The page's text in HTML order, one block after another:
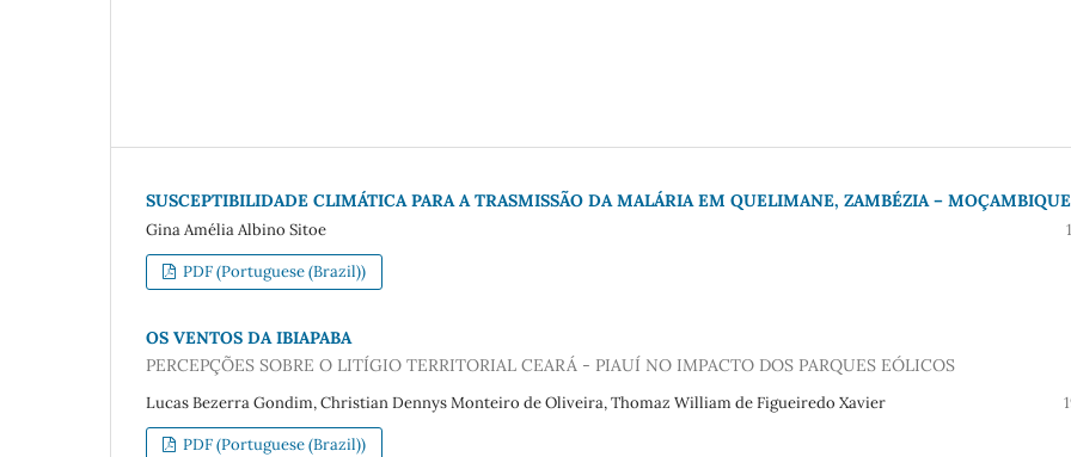
SUSCEPTIBILIDADE CLIMÁTICA PARA A TRASMISSÃO DA MALÁRIA EM QUELIMANE, ZAMBÉZIA – MOÇAMBIQUE
Gina Amélia Albino Sitoe
PDF (Portuguese (Brazil))
OS VENTOS DA IBIAPABA
PERCEPÇÕES SOBRE O LITÍGIO TERRITORIAL CEARÁ - PIAUÍ NO IMPACTO DOS PARQUES EÓLICOS
Lucas Bezerra Gondim, Christian Dennys Monteiro de Oliveira, Thomaz William de Figueiredo Xavier
PDF (Portuguese (Brazil))